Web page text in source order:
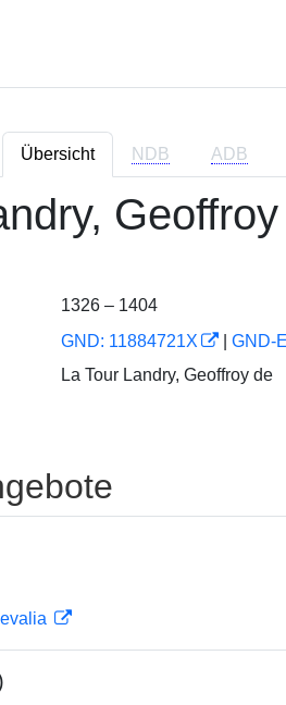
Übersicht NDB ADB
1326 – 1404
GND: 11884721X GND-
La Tour Landry, Geoffroy de